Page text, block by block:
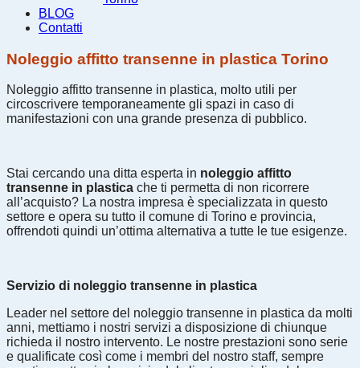
BLOG
Contatti
Noleggio affitto transenne in plastica Torino
Noleggio affitto transenne in plastica, molto utili per
circoscrivere temporaneamente gli spazi in caso di
manifestazioni con una grande presenza di pubblico.
Stai cercando una ditta esperta in noleggio affitto
transenne in plastica che ti permetta di non ricorrere
all’acquisto? La nostra impresa è specializzata in questo
settore e opera su tutto il comune di Torino e provincia,
offrendoti quindi un’ottima alternativa a tutte le tue esigenze.
Servizio di noleggio transenne in plastica
Leader nel settore del noleggio transenne in plastica da molti
anni, mettiamo i nostri servizi a disposizione di chiunque
richieda il nostro intervento. Le nostre prestazioni sono serie
e qualificate così come i membri del nostro staff, sempre